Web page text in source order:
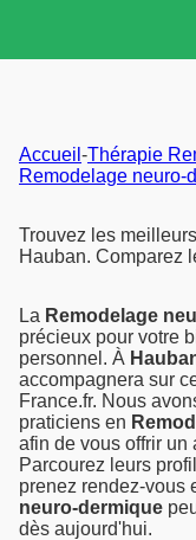
Accueil -Thérapie
Remodelage neuro-
Trouvez les
Hauban. Comparez
La Remodelage
précieux pour votre
personnel. À
accompagnera sur
France.fr. Nous
praticiens en
afin de vous offrir un
Parcourez leurs
prenez rendez-vous
neuro-dermique
dès aujourd'hui.